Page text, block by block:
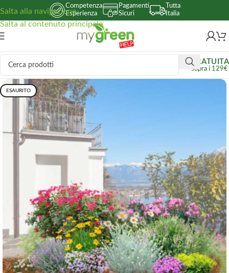
Salta alla navigazione
Salta al contenuto principale
Competenza
Esperienza
Pagamenti
Sicuri
Tutta
Italia
GRATUITA
sopra i 129€
ESAURITO